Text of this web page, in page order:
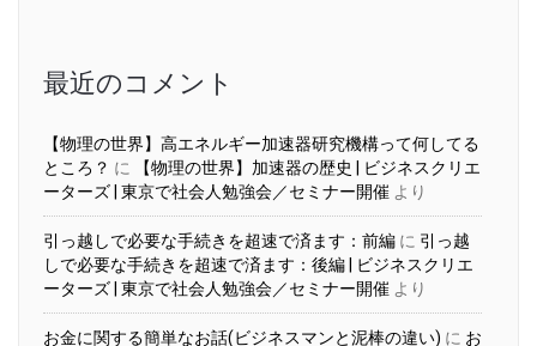
最近のコメント
【物理の世界】高エネルギー加速器研究機構って何してる
ところ？ に
【物理の世界】加速器の歴史 | ビジネスクリエ
ーターズ | 東京で社会人勉強会／セミナー開催 より
引っ越しで必要な手続きを超速で済ます：前編 に 引っ越
しで必要な手続きを超速で済ます：後編 | ビジネスクリエ
ーターズ | 東京で社会人勉強会／セミナー開催 より
お金に関する簡単なお話(ビジネスマンと泥棒の違い) に お